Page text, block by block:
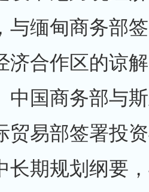
与缅甸商务部
济合作区的谅
国商务部与斯
贸易部签署投
长期规划纲要